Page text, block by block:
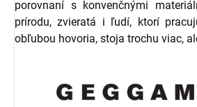
porovnaní s konvenčnými
prírodu, zvieratá i ľudí, ktorí
obľubou hovoria, stoja trochu viac,